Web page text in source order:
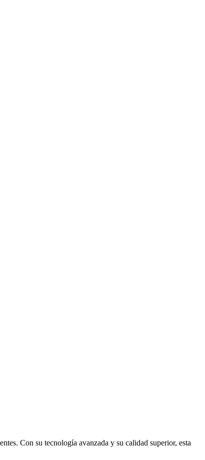
Con su tecnología avanzada y su calidad superior, esta